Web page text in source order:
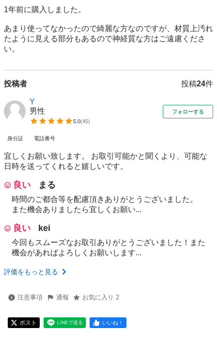
1年前に購入しました。
あまり使ってなかったので綺麗な方なのですが、材質上汚れ
たように見える部分もあるので神経質な方はご遠慮くださ
い。
投稿者 投稿24件
Y
男性
5.0(45)
フォローする
身分証 電話番号
宜しくお願い致します。 お取引可能かと聞くより、可能な
日時を送ってくれると嬉しいです。
良い まる
時間のご都合等を配慮頂きありがとうございました。
また機会ありましたら宜しくお願い...
良い kei
今回もスムーズなお取引ありがとうございました！また
機会があればよろしくお願いします...
評価をもっと見る
注意事項 通報 お気に入り 2
ポスト LINEで送る いいね！